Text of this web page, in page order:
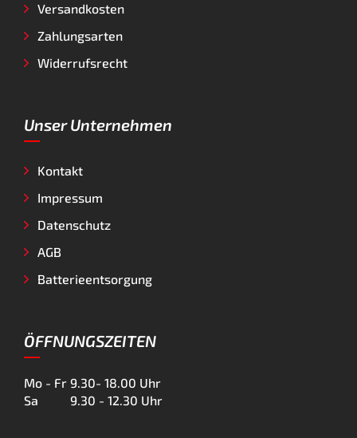
Versandkosten
Zahlungsarten
Widerrufsrecht
Unser Unternehmen
Kontakt
Impressum
Datenschutz
AGB
Batterieentsorgung
ÖFFNUNGSZEITEN
Mo - Fr 9.30- 18.00 Uhr
Sa
9.30 - 12.30 Uhr